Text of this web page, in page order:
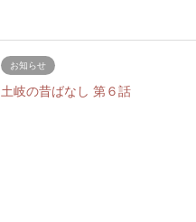
お知らせ
土岐の昔ばなし 第６話